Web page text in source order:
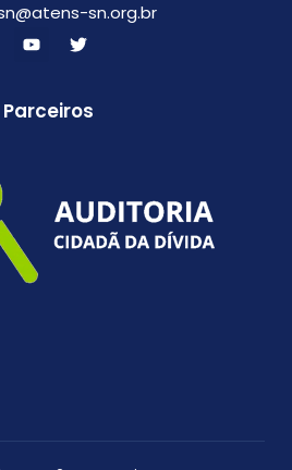
sn.org.br
Parceiros